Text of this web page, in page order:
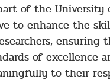
of the University
to enhance the
ensuring
of excellence
to their